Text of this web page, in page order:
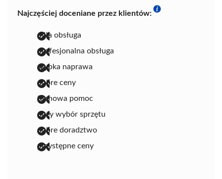
Najczęściej doceniane przez klientów:
miła obsługa
profesjonalna obsługa
szybka naprawa
dobre ceny
fachowa pomoc
duży wybór sprzętu
dobre doradztwo
przystępne ceny